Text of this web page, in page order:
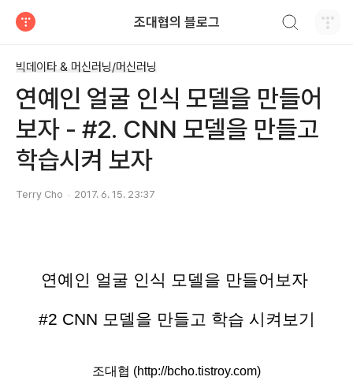
조대협의 블로그
빅데이타 & 머신러닝/머신러닝
연예인 얼굴 인식 모델을 만들어
보자 - #2. CNN 모델을 만들고
학습시켜 보자
Terry Cho 2017. 6. 15. 23:37
연예인 얼굴 인식 모델을 만들어보자
#2 CNN 모델을 만들고 학습 시켜보기
조대협 (http://bcho.tistroy.com)